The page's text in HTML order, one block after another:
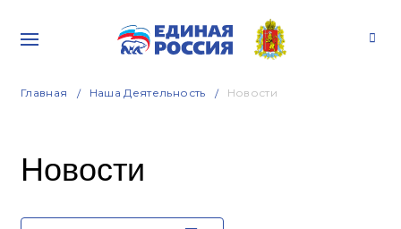
Главная Наша Деятельность Новости
Новости